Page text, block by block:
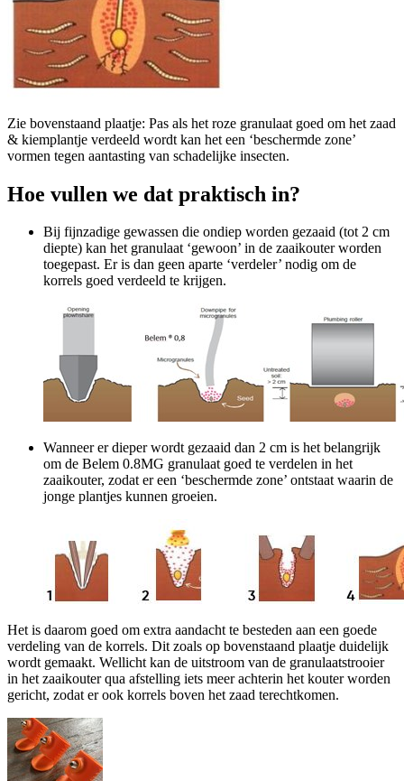
Zie bovenstaand plaatje: Pas als het roze granulaat goed om het zaad
& kiemplantje verdeeld wordt kan het een ‘beschermde zone’
vormen tegen aantasting van schadelijke insecten.
Hoe vullen we dat praktisch in?
Bij fijnzadige gewassen die ondiep worden gezaaid (tot 2 cm
diepte) kan het granulaat ‘gewoon’ in de zaaikouter worden
toegepast. Er is dan geen aparte ‘verdeler’ nodig om de
korrels goed verdeeld te krijgen.
Wanneer er dieper wordt gezaaid dan 2 cm is het belangrijk
om de Belem 0.8MG granulaat goed te verdelen in het
zaaikouter, zodat er een ‘beschermde zone’ ontstaat waarin de
jonge plantjes kunnen groeien.
Het is daarom goed om extra aandacht te besteden aan een goede
verdeling van de korrels. Dit zoals op bovenstaand plaatje duidelijk
wordt gemaakt. Wellicht kan de uitstroom van de granulaatstrooier
in het zaaikouter qua afstelling iets meer achterin het kouter worden
gericht, zodat er ook korrels boven het zaad terechtkomen.